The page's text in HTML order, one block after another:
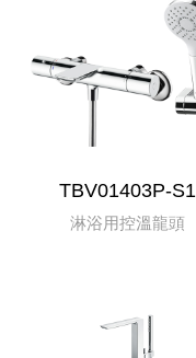
TBV01403P-S1
淋浴用控溫龍頭